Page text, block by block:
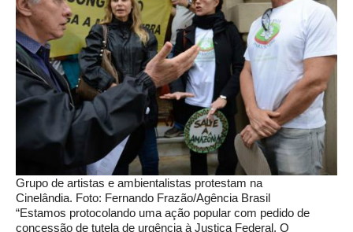
Grupo de artistas e ambientalistas protestam na
Cinelândia. Foto: Fernando Frazão/Agência Brasil
“Estamos protocolando uma ação popular com pedido de
concessão de tutela de urgência à Justiça Federal. O